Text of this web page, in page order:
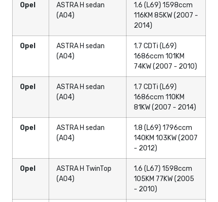
Opel
ASTRA H sedan
(A04)
1.6 (L69) 1598ccm
116KM 85KW (2007 -
2014)
Opel
ASTRA H sedan
(A04)
1.7 CDTi (L69)
1686ccm 101KM
74KW (2007 - 2010)
Opel
ASTRA H sedan
(A04)
1.7 CDTi (L69)
1686ccm 110KM
81KW (2007 - 2014)
Opel
ASTRA H sedan
(A04)
1.8 (L69) 1796ccm
140KM 103KW (2007
- 2012)
Opel
ASTRA H TwinTop
(A04)
1.6 (L67) 1598ccm
105KM 77KW (2005
- 2010)